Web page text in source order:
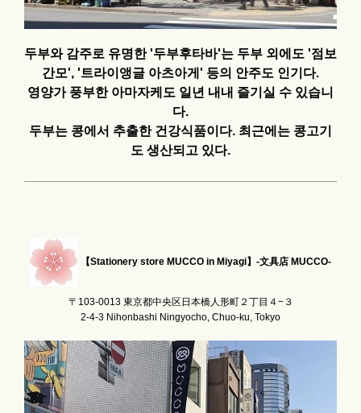
두부와 감주로 유명한 '두부후타바'는 두부 외에도 '점보
간모', '트라이앵글 아츠아게' 등의 안주도 인기다.
영양가 풍부한 아마자케도 일년 내내 즐기실 수 있습니
다.
두부는 콩에서 추출한 건강식품이다. 최근에는 콩고기
도 생산되고 있다.
【Stationery store MUCCO in Miyagi】-文具店 MUCCO-
〒103-0013 東京都中央区日本橋人形町２丁目４−３
2-4-3 Nihonbashi Ningyocho, Chuo-ku, Tokyo